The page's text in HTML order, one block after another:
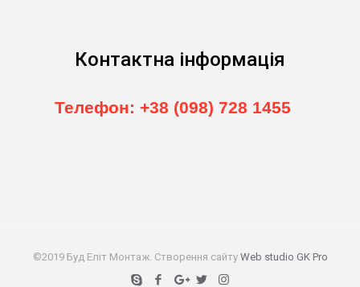
Контактна інформація
Телефон: +38 (098) 728 1455
©2019 Буд Еліт Монтаж. Створення сайту Web studio GK Pro